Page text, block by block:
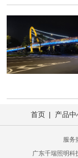
首页 | 产品中
服务
广东千瑞照明科